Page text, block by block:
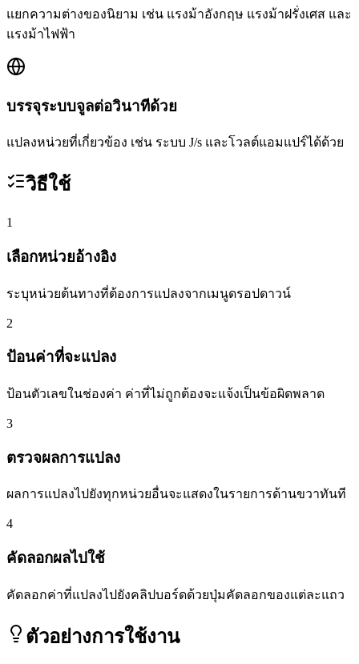
แยกความต่างของนิยาม เช่น แรงม้าอังกฤษ แรงม้าฝรั่งเศส และ
แรงม้าไฟฟ้า
บรรจุระบบจูลต่อวินาทีด้วย
แปลงหน่วยที่เกี่ยวข้อง เช่น ระบบ J/s และโวลต์แอมแปร์ได้ด้วย
วิธีใช้
1
เลือกหน่วยอ้างอิง
ระบุหน่วยต้นทางที่ต้องการแปลงจากเมนูดรอปดาวน์
2
ป้อนค่าที่จะแปลง
ป้อนตัวเลขในช่องค่า ค่าที่ไม่ถูกต้องจะแจ้งเป็นข้อผิดพลาด
3
ตรวจผลการแปลง
ผลการแปลงไปยังทุกหน่วยอื่นจะแสดงในรายการด้านขวาทันที
4
คัดลอกผลไปใช้
คัดลอกค่าที่แปลงไปยังคลิปบอร์ดด้วยปุ่มคัดลอกของแต่ละแถว
ตัวอย่างการใช้งาน